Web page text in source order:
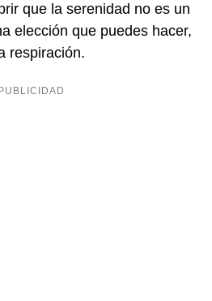
que la serenidad no es un
elección que puedes hacer,
respiración.